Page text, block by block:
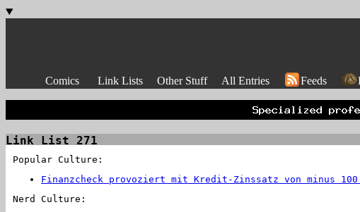
Comics Link Lists Other Stuff All Entries Feeds
Link List 271
Popular Culture:
Finanzcheck provoziert mit Kredit-Zinssatz von minus 100
Nerd Culture: